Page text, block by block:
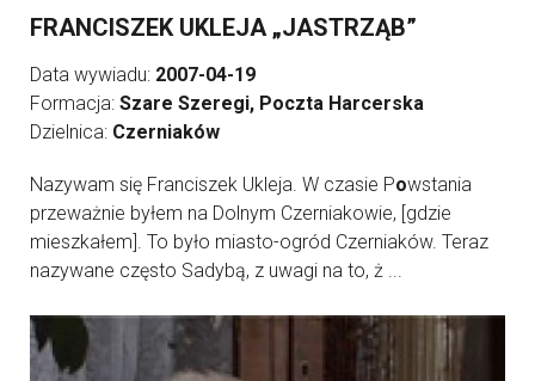
FRANCISZEK UKLEJA „JASTRZĄB”
Data wywiadu: 2007-04-19
Formacja: Szare Szeregi, Poczta Harcerska
Dzielnica: Czerniaków
Nazywam się Franciszek Ukleja. W czasie Powstania
przeważnie byłem na Dolnym Czerniakowie, [gdzie
mieszkałem]. To było miasto-ogród Czerniaków. Teraz
nazywane często Sadybą, z uwagi na to, ż ...